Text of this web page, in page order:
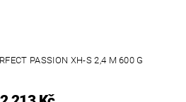
PASSION XH-S 2,4 M 600 G